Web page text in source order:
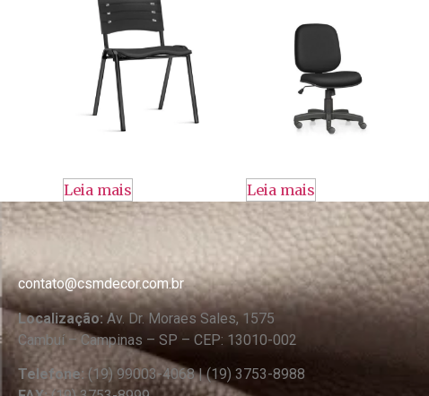
Leia mais Leia mais
contato@csmdecor.com.br
Localização:Av. Dr. Moraes Sales, 1575
Cambuí – Campinas – SP – CEP: 13010-002
Telefone: (19) 99003-4068 | (19) 3753-8988